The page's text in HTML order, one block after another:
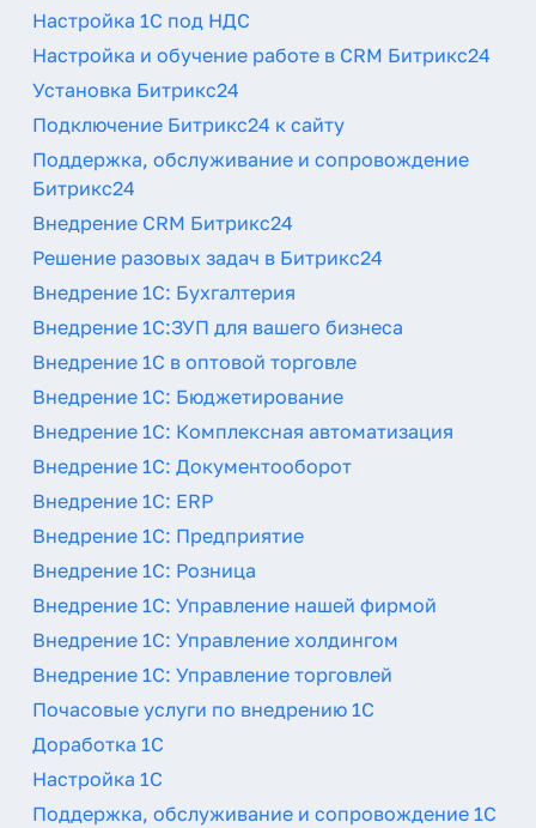
Настройка 1С под НДС
Настройка и обучение работе в CRM Битрикс24
Установка Битрикс24
Подключение Битрикс24 к сайту
Поддержка, обслуживание и сопровождение
Битрикс24
Внедрение CRM Битрикс24
Решение разовых задач в Битрикс24
Внедрение 1С: Бухгалтерия
Внедрение 1С:ЗУП для вашего бизнеса
Внедрение 1С в оптовой торговле
Внедрение 1С: Бюджетирование
Внедрение 1С: Комплексная автоматизация
Внедрение 1С: Документооборот
Внедрение 1С: ERP
Внедрение 1С: Предприятие
Внедрение 1С: Розница
Внедрение 1С: Управление нашей фирмой
Внедрение 1С: Управление холдингом
Внедрение 1С: Управление торговлей
Почасовые услуги по внедрению 1С
Доработка 1С
Настройка 1С
Поддержка, обслуживание и сопровождение 1С